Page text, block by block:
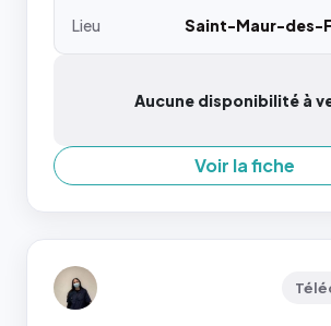
Lieu
Saint-Maur-des-
Aucune disponibilité à
Voir la fiche